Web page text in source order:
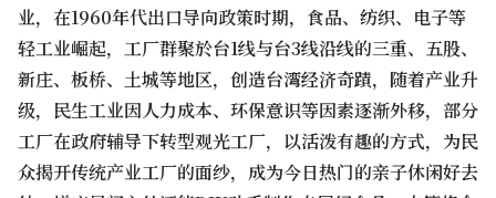
业，在1960年代出口导向政策时期，食品、纺织、电子等
轻工业崛起，工厂群聚於台1线与台3线沿线的三重、五股、
新庄、板桥、土城等地区，创造台湾经济奇蹟，随着产业升
级，民生工业因人力成本、环保意识等因素逐渐外移，部分
工厂在政府辅导下转型观光工厂，以活泼有趣的方式，为民
众揭开传统产业工厂的面纱，成为今日热门的亲子休闲好去